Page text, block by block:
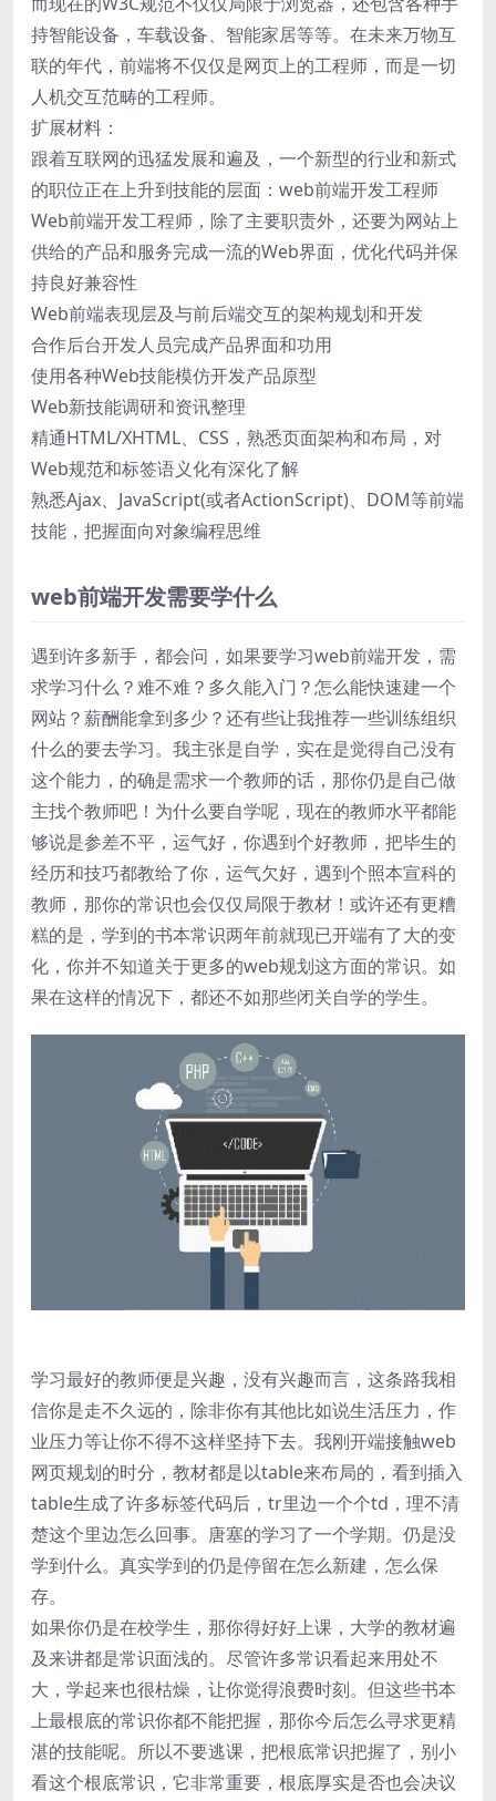
持智能设备，车载设备、智能家居等等。在未来万物互
联的年代，前端将不仅仅是网页上的工程师，而是一切
人机交互范畴的工程师。
扩展材料：
跟着互联网的迅猛发展和遍及，一个新型的行业和新式
的职位正在上升到技能的层面：web前端开发工程师
Web前端开发工程师，除了主要职责外，还要为网站上
供给的产品和服务完成一流的Web界面，优化代码并保
持良好兼容性
Web前端表现层及与前后端交互的架构规划和开发
合作后台开发人员完成产品界面和功用
使用各种Web技能模仿开发产品原型
Web新技能调研和资讯整理
精通HTML/XHTML、CSS，熟悉页面架构和布局，对
Web规范和标签语义化有深化了解
熟悉Ajax、JavaScript(或者ActionScript)、DOM等前端
技能，把握面向对象编程思维
web前端开发需要学什么
遇到许多新手，都会问，如果要学习web前端开发，需
求学习什么？难不难？多久能入门？怎么能快速建一个
网站？薪酬能拿到多少？还有些让我推荐一些训练组织
什么的要去学习。我主张是自学，实在是觉得自己没有
这个能力，的确是需求一个教师的话，那你仍是自己做
主找个教师吧！为什么要自学呢，现在的教师水平都能
够说是参差不平，运气好，你遇到个好教师，把毕生的
经历和技巧都教给了你，运气欠好，遇到个照本宣科的
教师，那你的常识也会仅仅局限于教材！或许还有更糟
糕的是，学到的书本常识两年前就现已开端有了大的变
化，你并不知道关于更多的web规划这方面的常识。如
果在这样的情况下，都还不如那些闭关自学的学生。
学习最好的教师便是兴趣，没有兴趣而言，这条路我相
信你是走不久远的，除非你有其他比如说生活压力，作
业压力等让你不得不这样坚持下去。我刚开端接触web
网页规划的时分，教材都是以table来布局的，看到插入
table生成了许多标签代码后，tr里边一个个td，理不清
楚这个里边怎么回事。唐塞的学习了一个学期。仍是没
学到什么。真实学到的仍是停留在怎么新建，怎么保
存。
如果你仍是在校学生，那你得好好上课，大学的教材遍
及来讲都是常识面浅的。尽管许多常识看起来用处不
大，学起来也很枯燥，让你觉得浪费时刻。但这些书本
上最根底的常识你都不能把握，那你今后怎么寻求更精
湛的技能呢。所以不要逃课，把根底常识把握了，别小
看这个根底常识，它非常重要，根底厚实是否也会决议